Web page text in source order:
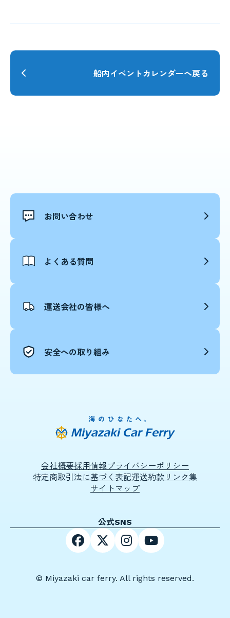
船内イベントカレンダーへ戻る
お問い合わせ
よくある質問
運送会社の皆様へ
安全への取り組み
会社概要採用情報プライバシーポリシー
特定商取引法に基づく表記運送約款リンク集
サイトマップ
公式SNS
© Miyazaki car ferry. All rights reserved.